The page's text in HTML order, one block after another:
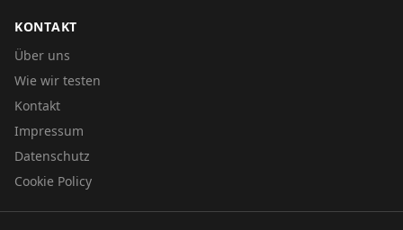
KONTAKT
Über uns
Wie wir testen
Kontakt
Impressum
Datenschutz
Cookie Policy